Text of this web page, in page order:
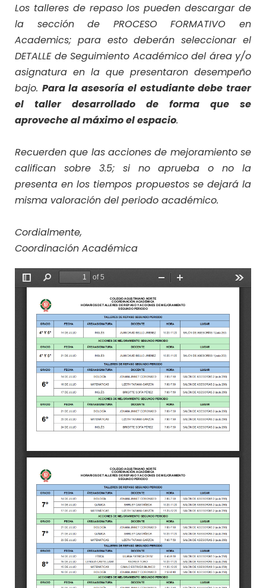
Los talleres de repaso los pueden descargar de
la sección de PROCESO FORMATIVO en
Academics; para esto deberán seleccionar el
DETALLE de Seguimiento Académico del área y/o
asignatura en la que presentaron desempeño
bajo. Para la asesoría el estudiante debe traer
el taller desarrollado de forma que se
aproveche al máximo el espacio.
Recuerden que las acciones de mejoramiento se
califican sobre 3.5; si no aprueba o no la
presenta en los tiempos propuestos se dejará la
misma valoración del periodo académico.
Cordialmente,
Coordinación Académica